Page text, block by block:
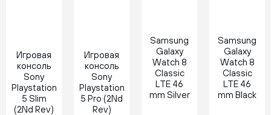
Игровая
консоль
Sony
Playstation
5 Slim
(2Nd Rev)
Игровая
консоль
Sony
Playstation
5 Pro (2Nd
Rev)
Samsung
Galaxy
Watch 8
Classic
LTE 46
mm Silver
Samsung
Galaxy
Watch 8
Classic
LTE 46
mm Black